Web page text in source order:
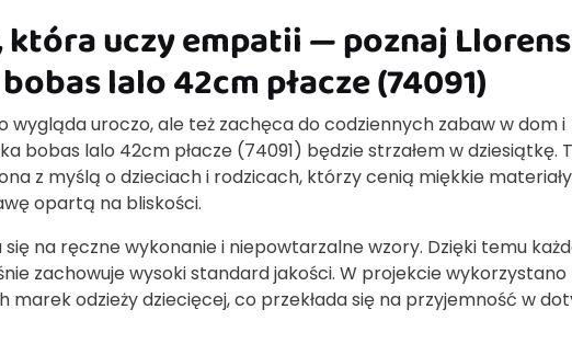
która uczy empatii — poznaj Llorens
lalo 42cm płacze (74091)
wygląda uroczo, ale też zachęca do codziennych zabaw w dom i
bobas lalo 42cm płacze (74091) będzie strzałem w dziesiątkę.
z myślą o dzieciach i rodzicach, którzy cenią miękkie
opartą na bliskości.
na ręczne wykonanie i niepowtarzalne wzory. Dzięki temu
zachowuje wysoki standard jakości. W projekcie
odzieży dziecięcej, co przekłada się na przyjemność w